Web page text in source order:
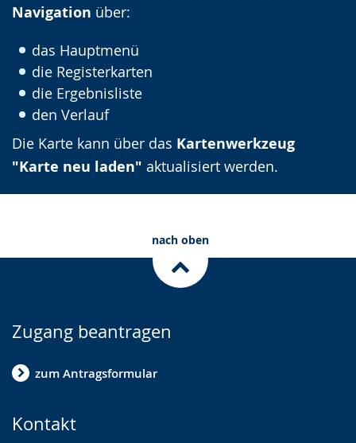
Navigation über:
das Hauptmenü
die Registerkarten
die Ergebnisliste
den Verlauf
Die Karte kann über das Kartenwerkzeug
"Karte neu laden" aktualisiert werden.
nach oben
Zugang beantragen
zum Antragsformular
Kontakt